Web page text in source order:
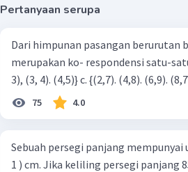
Pertanyaan serupa
Dari himpunan pasangan berurutan
merupakan ko- respondensi satu-satu? a. {(1, 1), (2, 2), (3, 3), (4,4)} b. {(1, 2), (2,
75 4.0
Sebuah persegi panjang mempunyai
1 ) cm. Jika keliling persegi panjang